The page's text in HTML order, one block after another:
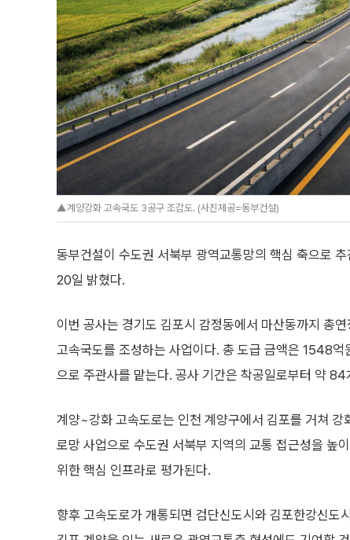
▲계양강화 고속국도 3공구 조감도. (사진제공=동부건설)
동부건설이 수도권 서북부 광역교통망의 핵심 축으로
20일 밝혔다.
이번 공사는 경기도 김포시 감정동에서 마산동까지 총
고속국도를 조성하는 사업이다. 총 도급 금액은 1548
으로 주관사를 맡는다. 공사 기간은 착공일로부터 약 84
계양~강화 고속도로는 인천 계양구에서 김포를 거쳐 강
로망 사업으로 수도권 서북부 지역의 교통 접근성을 높
위한 핵심 인프라로 평가된다.
향후 고속도로가 개통되면 검단신도시와 김포한강신도